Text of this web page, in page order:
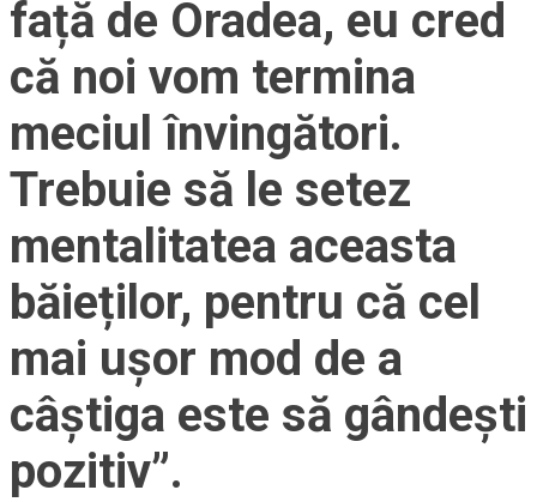
față de Oradea, eu cred
că noi vom termina
meciul învingători.
Trebuie să le setez
mentalitatea aceasta
băieților, pentru că cel
mai ușor mod de a
câștiga este să gândești
pozitiv”.